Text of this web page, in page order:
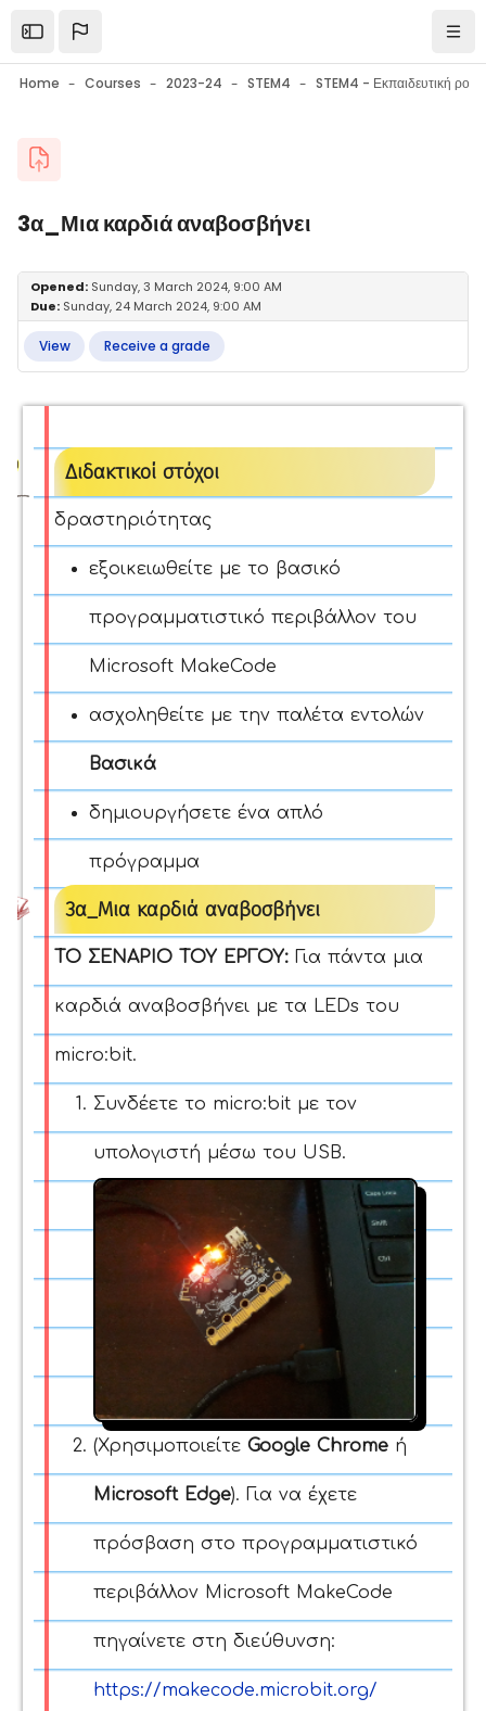
Open the sidebar
Home Courses 2023-24 STEM4
Blocks
3α_Μια καρδιά αναβοσβήνει
Blocks
Completion requirements
Opened: Sunday, 3 March 2024, 9:00 AM
Due: Sunday, 24 March 2024, 9:00 AM
View Receive a grade
Διδακτικοί στόχοι
δραστηριότητας
εξοικειωθείτε με το βασικό
προγραμματιστικό περιβάλλον του
Microsoft MakeCode
ασχοληθείτε με την παλέτα εντολών
Βασικά
δημιουργήσετε ένα απλό
πρόγραμμα
3α_Μια καρδιά αναβοσβήνει
ΤΟ ΣΕΝΑΡΙΟ ΤΟΥ ΕΡΓΟΥ: Για πάντα μια
καρδιά αναβοσβήνει με τα LEDs του
micro:bit.
Συνδέετε το micro:bit με τον
υπολογιστή μέσω του USB.
(Χρησιμοποιείτε Google Chrome ή
Microsoft Edge). Για να έχετε
πρόσβαση στο προγραμματιστικό
περιβάλλον Microsoft MakeCode
πηγαίνετε στη διεύθυνση:
https://makecode.microbit.org/